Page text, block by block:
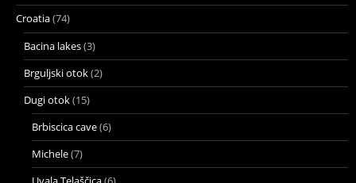
Croatia(74)
Bacina lakes(3)
Brguljski otok(2)
Dugi otok(15)
Brbiscica cave(6)
Michele(7)